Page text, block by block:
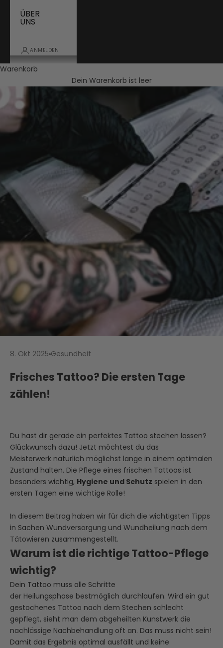
ÜBER
UNS
ANMELDEN
Warenkorb
Dein Warenkorb ist leer
8. Okt 2025 Gesundheit
Frisches Tattoo? Die ersten Tage
zählen!
Du hast dir gerade ein perfektes Tattoo stechen lassen?
Glückwunsch dazu! Jetzt möchtest du das
Meisterwerk natürlich möglichst lange in einem optimalen
Zustand halten. Die Pflege eines frischen Tattoos ist
besonders wichtig, Hygiene und Schutz spielen in den
ersten Tagen eine wichtige Rolle!
In diesem Beitrag haben wir für dich die wichtigsten Tipps
in Sachen Wundversorgung und Wundheilung nach dem
Tätowieren zusammengestellt.
Warum ist die richtige Tattoo-Pflege
wichtig?
Dein Tattoo muss alle Schritte
der Heilungsphase bestmöglich durchlaufen. Wird ein gut
gestochenes Tattoo nach dem Stechen schlecht
gepflegt, sieht man dem abgeheilten Kunstwerk die
nachlässige Nachbehandlung oft an. Das muss nicht sein!
Damit das Ergebnis optimal ausfällt und keine